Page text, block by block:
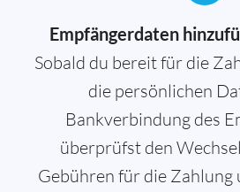
Empfängerdaten
Sobald du bereit für die
die persönlichen
Bankverbindung des
überprüfst den
Gebühren für die Zahlung